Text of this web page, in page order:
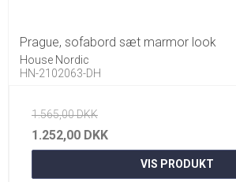
Prague, sofabord sæt marmor look
House Nordic
HN-2102063-DH
1.565,00 DKK
1.252,00 DKK
VIS PRODUKT